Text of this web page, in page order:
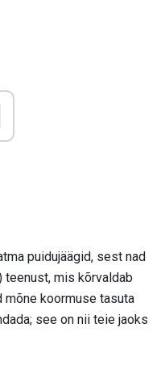
puidujäägid, sest nad
teenust, mis kõrvaldab
mõne koormuse tasuta
see on nii teie jaoks